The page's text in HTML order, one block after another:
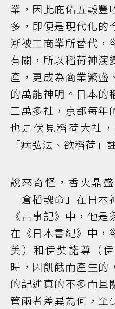
業，因此庇佑五穀豐
多，即便是現代化的
漸被工商業所替代，
有關，所以稻荷神演
產，更成為商業繁盛
的萬能神明。日本的
三萬多社，京都每年
也是伏見稻荷大社
「病弘法、欲稻荷」
說來奇怪，香火鼎
「倉稻魂命」在日
《古事記》中，他
在《日本書紀》中，
美）和伊奘諾尊（
時，因飢餓而產生的
的記述真的不多而且
管兩者差異為何，至